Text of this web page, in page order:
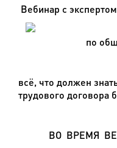
Вебинар с
по
всё, что должен
трудового договора
ВО ВРЕМЯ